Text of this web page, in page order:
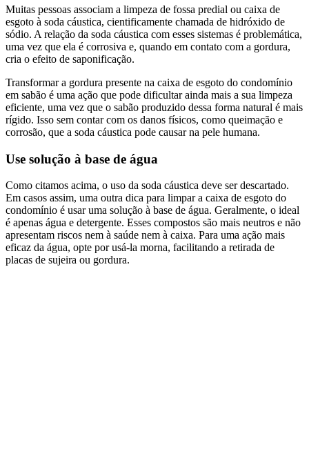
Muitas pessoas associam a limpeza de fossa predial ou caixa de
esgoto à soda cáustica, cientificamente chamada de hidróxido de
sódio. A relação da soda cáustica com esses sistemas é problemática,
uma vez que ela é corrosiva e, quando em contato com a gordura,
cria o efeito de saponificação.
Transformar a gordura presente na caixa de esgoto do condomínio
em sabão é uma ação que pode dificultar ainda mais a sua limpeza
eficiente, uma vez que o sabão produzido dessa forma natural é mais
rígido. Isso sem contar com os danos físicos, como queimação e
corrosão, que a soda cáustica pode causar na pele humana.
Use solução à base de água
Como citamos acima, o uso da soda cáustica deve ser descartado.
Em casos assim, uma outra dica para limpar a caixa de esgoto do
condomínio é usar uma solução à base de água. Geralmente, o ideal
é apenas água e detergente. Esses compostos são mais neutros e não
apresentam riscos nem à saúde nem à caixa. Para uma ação mais
eficaz da água, opte por usá-la morna, facilitando a retirada de
placas de sujeira ou gordura.